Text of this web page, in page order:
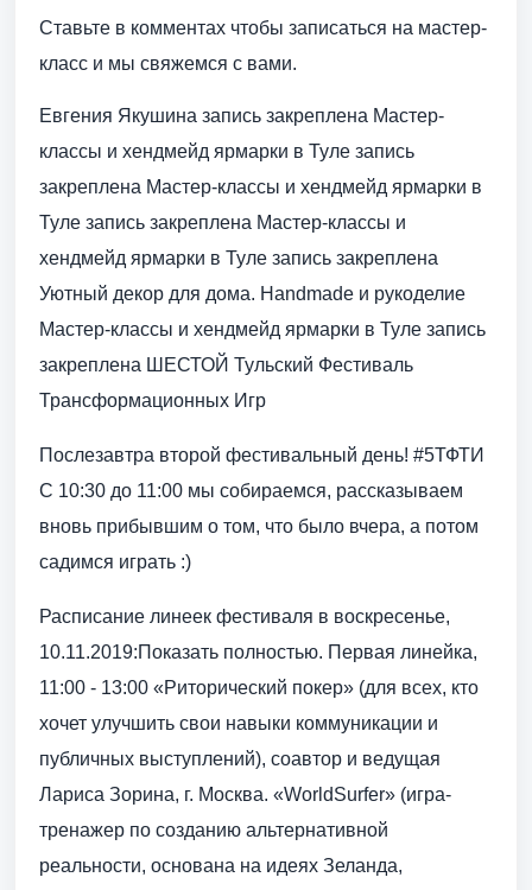
Ставьте в комментах чтобы записаться на мастер-
класс и мы свяжемся с вами.
Евгения Якушина запись закреплена Мастер-
классы и хендмейд ярмарки в Туле запись
закреплена Мастер-классы и хендмейд ярмарки в
Туле запись закреплена Мастер-классы и
хендмейд ярмарки в Туле запись закреплена
Уютный декор для дома. Handmade и рукоделие
Мастер-классы и хендмейд ярмарки в Туле запись
закреплена ШЕСТОЙ Тульский Фестиваль
Трансформационных Игр
Послезавтра второй фестивальный день! #5ТФТИ
С 10:30 до 11:00 мы собираемся, рассказываем
вновь прибывшим о том, что было вчера, а потом
садимся играть :)
Расписание линеек фестиваля в воскресенье,
10.11.2019:Показать полностью. Первая линейка,
11:00 - 13:00 «Риторический покер» (для всех, кто
хочет улучшить свои навыки коммуникации и
публичных выступлений), соавтор и ведущая
Лариса Зорина, г. Москва. «WorldSurfer» (игра-
тренажер по созданию альтернативной
реальности, основана на идеях Зеланда,